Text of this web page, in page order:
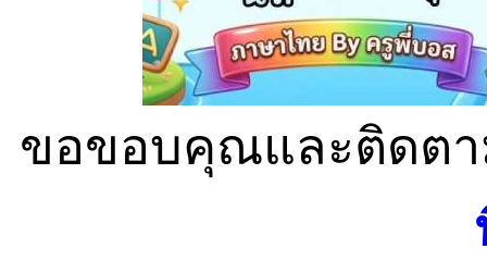
ขอขอบคุณและติดต